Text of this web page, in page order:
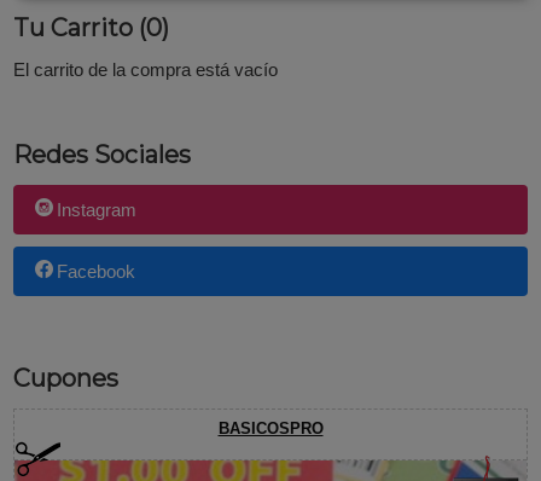
Tu Carrito (0)
El carrito de la compra está vacío
Redes Sociales
Instagram
Facebook
Cupones
BASICOSPRO